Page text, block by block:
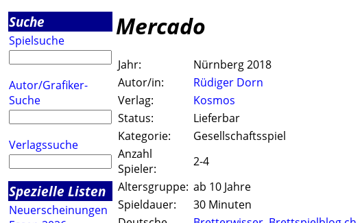
Suche
Spielsuche
Autor/Grafiker-
Suche
Verlagssuche
Spezielle Listen
Neuerscheinungen
Mercado
Jahr:
Nürnberg 2018
Autor/in:
Rüdiger Dorn
Verlag:
Kosmos
Status:
Lieferbar
Kategorie:
Gesellschaftsspiel
Anzahl
Spieler:
2-4
Altersgruppe: ab 10 Jahre
Spieldauer:
30 Minuten